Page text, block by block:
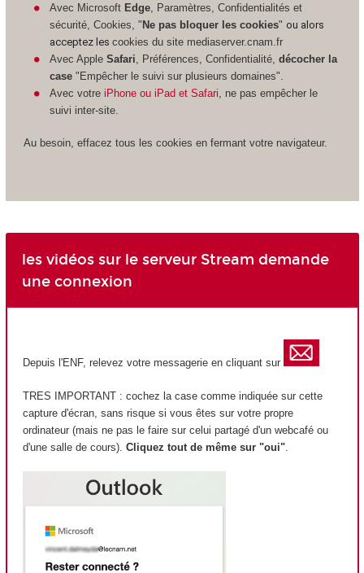
Avec Microsoft Edge , Paramètres, Confidentialités et
sécurité, Cookies, "Ne pas bloquer les cookies"ou alors
acceptez lescookies du site mediaserver.cnam.fr
Avec AppleSafari , Préférences, Confidentialité,décocher la
case "Empêcher le suivi sur plusieurs domaines".
Avec votreiPhone ou iPad et Safari , ne pas empêcher le
suivi inter-site.
Au besoin, effacez tous les cookies en fermant votre navigateur.
les vidéos sur le serveur Stream demande
une connexion
Depuis l'ENF, relevez votre messagerie en cliquant sur
TRES IMPORTANT : cochez la case comme indiquée sur cette
capture d'écran, sans risque si vous êtes sur votre propre
ordinateur (mais ne pas le faire sur celui partagé d'un webcafé ou
d'une salle de cours). Cliquez tout de même sur "oui"